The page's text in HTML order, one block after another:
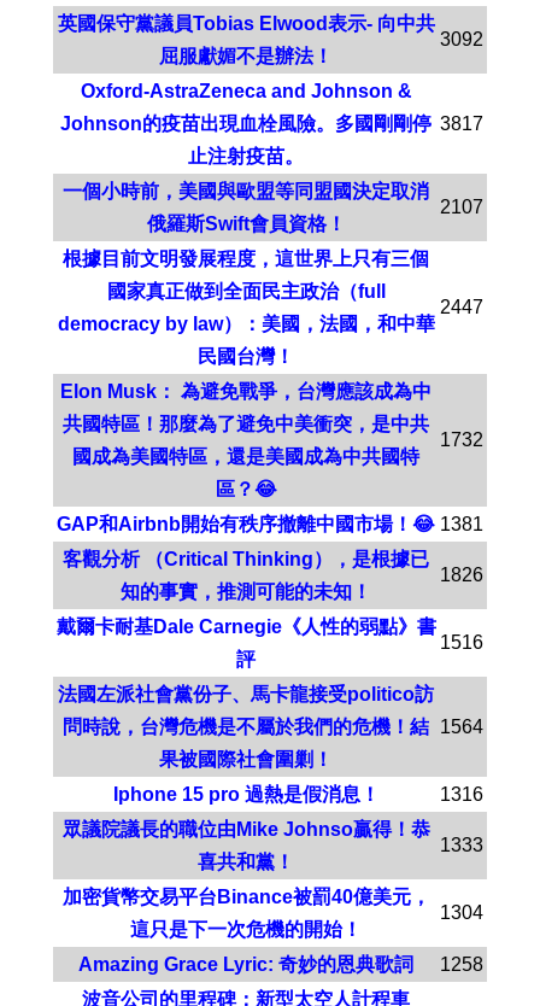
英國保守黨議員Tobias Elwood表示- 向中共
屈服獻媚不是辦法！
3092
Oxford-AstraZeneca and Johnson &
Johnson的疫苗出現血栓風險。多國剛剛停
止注射疫苗。
3817
一個小時前，美國與歐盟等同盟國決定取消
俄羅斯Swift會員資格！
2107
根據目前文明發展程度，這世界上只有三個
國家真正做到全面民主政治（full
democracy by law）：美國，法國，和中華
民國台灣！
2447
Elon Musk： 為避免戰爭，台灣應該成為中
共國特區！那麼為了避免中美衝突，是中共
國成為美國特區，還是美國成為中共國特
區？😂
1732
GAP和Airbnb開始有秩序撤離中國市場！😂 1381
客觀分析 （Critical Thinking），是根據已
知的事實，推測可能的未知！
1826
戴爾卡耐基Dale Carnegie《人性的弱點》書
評
1516
法國左派社會黨份子、馬卡龍接受politico訪
問時說，台灣危機是不屬於我們的危機！結
果被國際社會圍剿！
1564
Iphone 15 pro 過熱是假消息！
1316
眾議院議長的職位由Mike Johnso贏得！恭
喜共和黨！
1333
加密貨幣交易平台Binance被罰40億美元，
這只是下一次危機的開始！
1304
Amazing Grace Lyric: 奇妙的恩典歌詞
1258
波音公司的里程碑：新型太空人計程車